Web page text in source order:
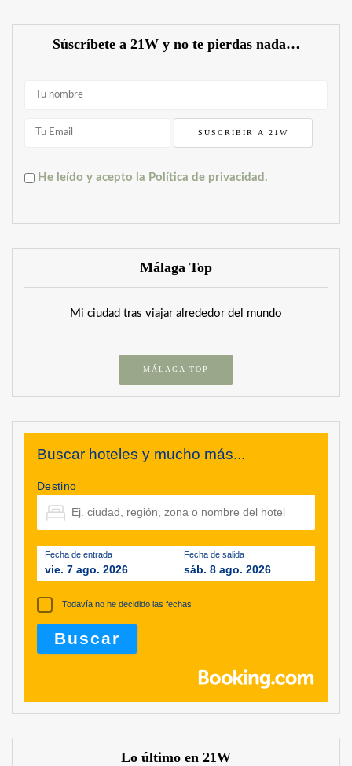
Súscríbete a 21W y no te pierdas nada…
He leído y acepto la Política de privacidad.
Málaga Top
Mi ciudad tras viajar alrededor del mundo
MÁLAGA TOP
Buscar hoteles y mucho más...
Destino
Fecha de entrada
vie. 7 ago. 2026
Fecha de salida
sáb. 8 ago. 2026
Todavía no he decidido las fechas
Lo último en 21W